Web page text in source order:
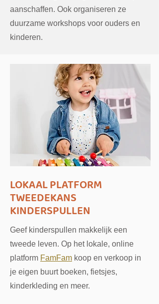
aanschaffen. Ook organiseren ze
duurzame workshops voor ouders en
kinderen.
LOKAAL PLATFORM
TWEEDEKANS
KINDERSPULLEN
Geef kinderspullen makkelijk een
tweede leven. Op het lokale, online
platform FamFam koop en verkoop in
je eigen buurt boeken, fietsjes,
kinderkleding en meer.